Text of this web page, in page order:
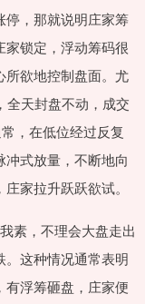
停，那就说明庄家筹
锁定，浮动筹码很
所欲地控制盘面。尤
全天封盘不动，成交
，在低位经过反复
式放量，不断地向
家拉升跃跃欲试。
素，不理会大盘走出
这种情况通常表明
有浮筹砸盘，庄家便